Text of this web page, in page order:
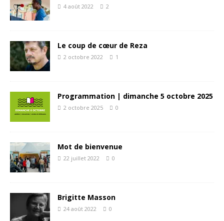
4 août 2022 2
Le coup de cœur de Reza
2 octobre 2022 1
Programmation | dimanche 5 octobre 2025
2 octobre 2025 0
Mot de bienvenue
22 juillet 2022 0
Brigitte Masson
24 août 2022 0